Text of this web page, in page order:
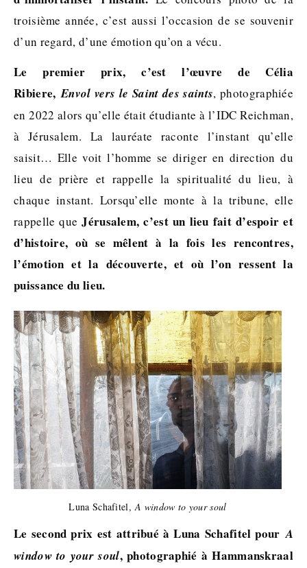
troisième année, c’est aussi l’occasion de se souvenir
d’un regard, d’une émotion qu’on a vécu.
Le premier prix, c’est l’œuvre de Célia
Ribiere,Envol vers le Saint des saints, photographiée
en 2022 alors qu’elle était étudiante à l’IDC Reichman,
à Jérusalem. La lauréate raconte l’instant qu’elle
saisit… Elle voit l’homme se diriger en direction du
lieu de prière et rappelle la spiritualité du lieu, à
chaque instant. Lorsqu’elle monte à la tribune, elle
rappelle queJérusalem, c’est un lieu fait d’espoir et
d’histoire, où se mêlent à la fois les rencontres,
l’émotion et la découverte, et où l’on ressent la
puissance du lieu.
Luna Schafitel,A window to your soul
Le second prix est attribué à Luna Schafitel pourA
window to your soul, photographié à Hammanskraal